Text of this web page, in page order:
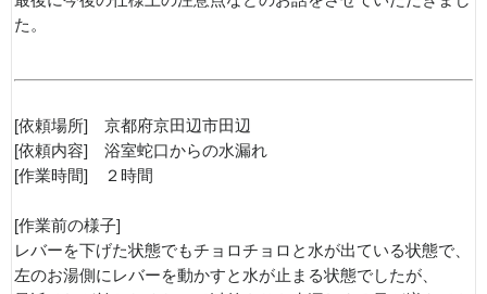
た。
[依頼場所] 京都府京田辺市田辺
[依頼内容] 浴室蛇口からの水漏れ
[作業時間] ２時間
[作業前の様子]
レバーを下げた状態でもチョロチョロと水が出ている状態で、
左のお湯側にレバーを動かすと水が止まる状態でしたが、